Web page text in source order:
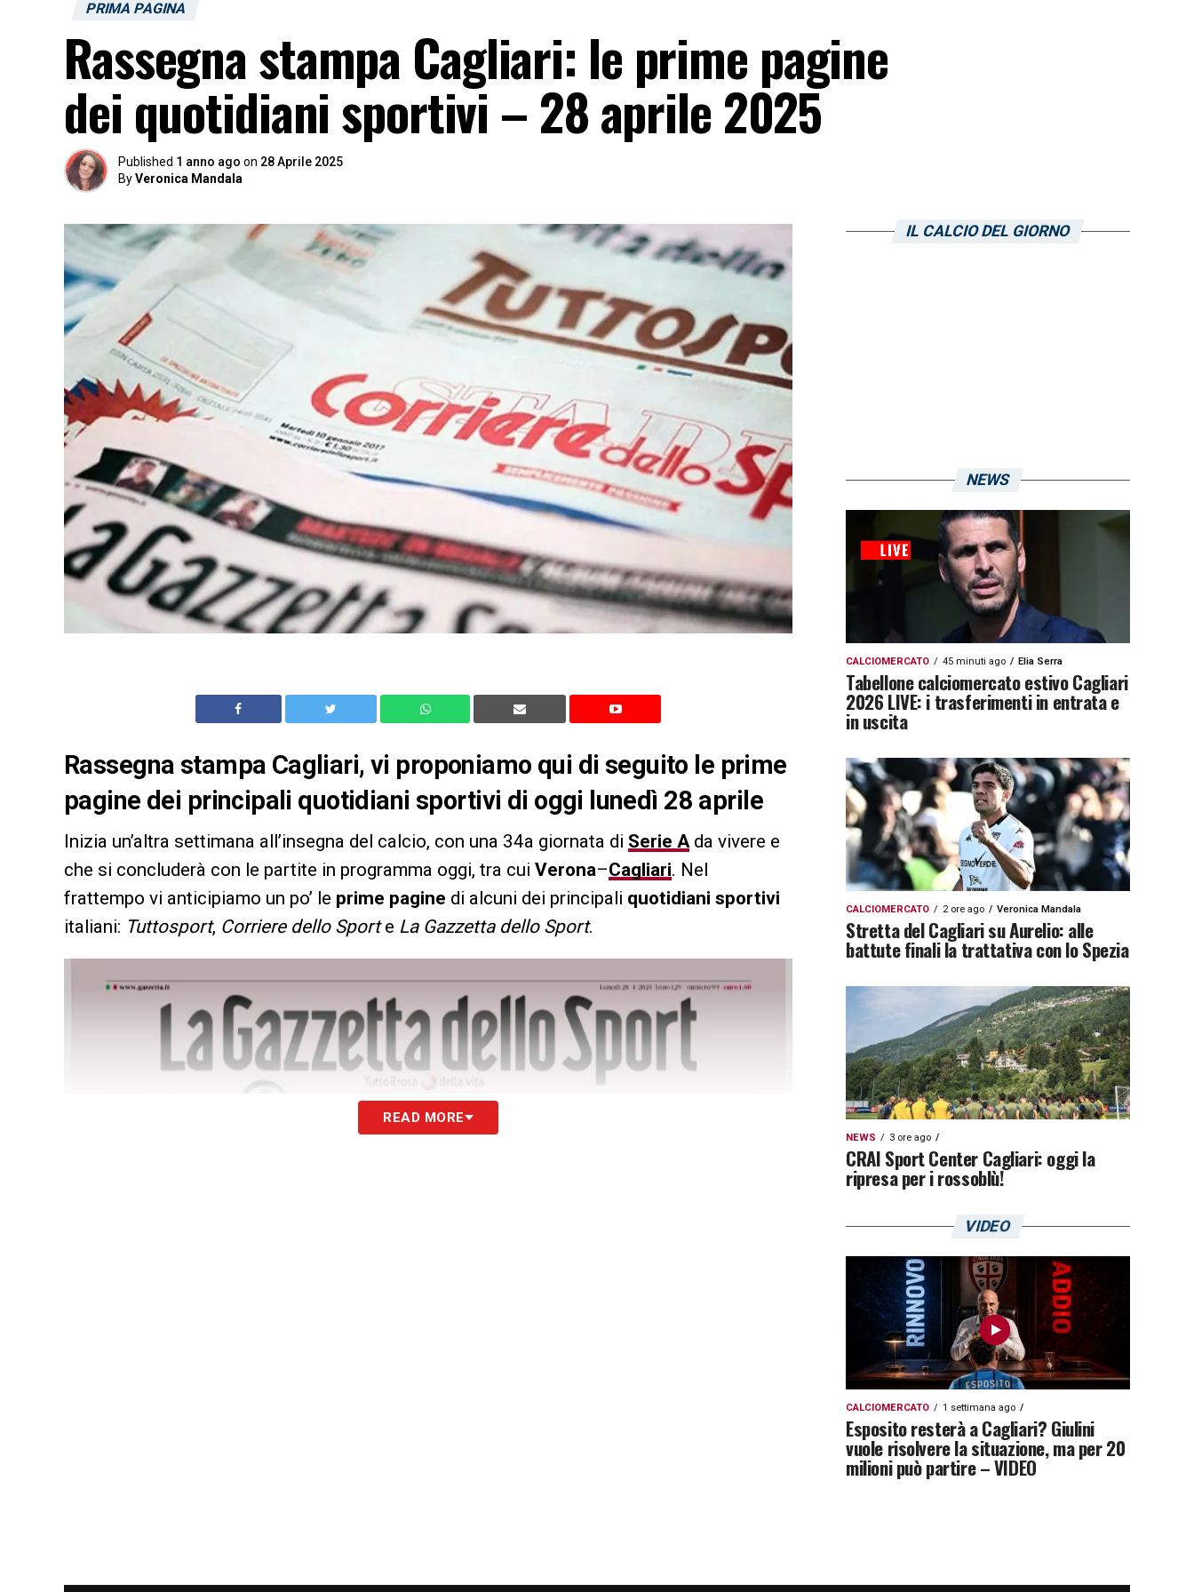
PRIMA PAGINA
Rassegna stampa Cagliari: le prime pagine
dei quotidiani sportivi – 28 aprile 2025
Published 1 anno ago on 28 Aprile 2025
ByVeronica Mandala
Rassegna stampa Cagliari, vi proponiamo qui di seguito le prime
pagine dei principali quotidiani sportivi di oggi lunedì 28 aprile
Inizia un’altra settimana all’insegna del calcio, con una 34a giornata di Serie Ada vivere e
che si concluderà con le partite in programma oggi, tra cui Verona–Cagliari. Nel
frattempo vi anticipiamo un po’ le prime pagine di alcuni dei principali quotidiani sportivi
italiani: Tuttosport, Corriere dello Sporte La Gazzetta dello Sport.
READ MORE
IL CALCIO DEL GIORNO
NEWS
CALCIOMERCATO 45 minuti ago Elia Serra
Tabellone calciomercato estivo Cagliari
2026 LIVE: i trasferimenti in entrata e
in uscita
CALCIOMERCATO 2 ore ago Veronica Mandala
Stretta del Cagliari su Aurelio: alle
battute finali la trattativa con lo Spezia
NEWS 3 ore ago
CRAI Sport Center Cagliari: oggi la
ripresa per i rossoblù!
VIDEO
CALCIOMERCATO 1 settimana ago
Esposito resterà a Cagliari? Giulini
vuole risolvere la situazione, ma per 20
milioni può partire – VIDEO